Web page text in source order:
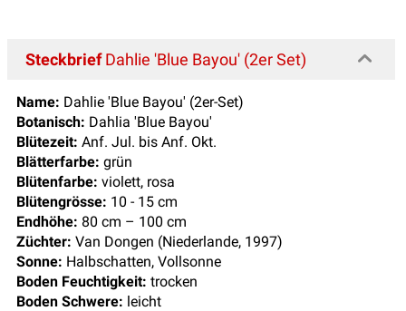
SteckbriefDahlie 'Blue Bayou' (2er Set)
Name: Dahlie 'Blue Bayou' (2er-Set)
Botanisch: Dahlia 'Blue Bayou'
Blütezeit: Anf. Jul. bis Anf. Okt.
Blätterfarbe: grün
Blütenfarbe: violett, rosa
Blütengrösse: 10 - 15 cm
Endhöhe: 80 cm – 100 cm
Züchter: Van Dongen (Niederlande, 1997)
Sonne: Halbschatten, Vollsonne
Boden Feuchtigkeit: trocken
Boden Schwere: leicht